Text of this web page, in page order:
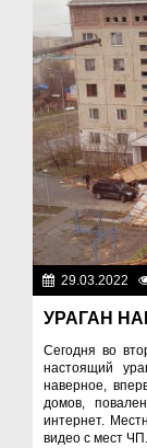
29.03.2022
УРАГАН
Сегодня во
настоящий
наверное,
домов,
интернет.
видео с мест